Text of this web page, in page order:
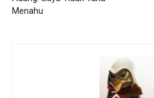
Menahu